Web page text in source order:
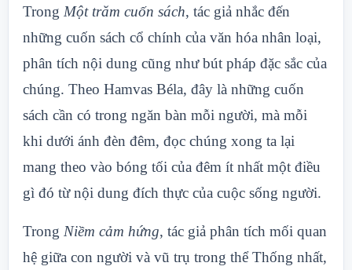
Trong Một trăm cuốn sách, tác giả nhắc đến
những cuốn sách cổ chính của văn hóa nhân loại,
phân tích nội dung cũng như bút pháp đặc sắc của
chúng. Theo Hamvas Béla, đây là những cuốn
sách cần có trong ngăn bàn mỗi người, mà mỗi
khi dưới ánh đèn đêm, đọc chúng xong ta lại
mang theo vào bóng tối của đêm ít nhất một điều
gì đó từ nội dung đích thực của cuộc sống người.
Trong Niềm cảm hứng, tác giả phân tích mối quan
hệ giữa con người và vũ trụ trong thể Thống nhất,